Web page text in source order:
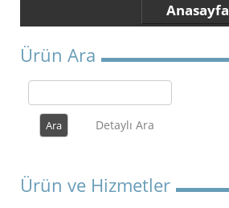
Anasayfa
Ürün Ara
Detaylı Ara
Ürün ve Hizmetler